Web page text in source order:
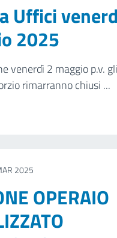
Uffici
2025
venerdì 2 maggio p.v. gli
rimarranno chiusi ...
2025
OPERAIO